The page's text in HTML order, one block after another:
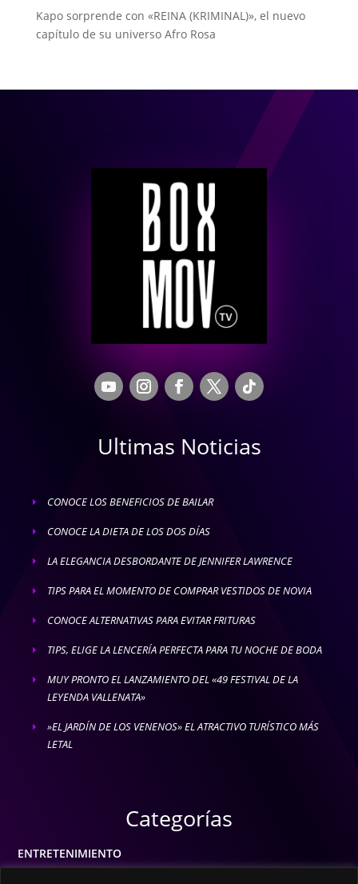
Kapo sorprende con «REINA (KRIMINAL)», el nuevo
capítulo de su universo Afro Rosa
Ultimas Noticias
E CONOCE LOS BENEFICIOS DE BAILAR
E CONOCE LA DIETA DE LOS DOS DÍAS
E LA ELEGANCIA DESBORDANTE DE JENNIFER LAWRENCE
E TIPS PARA EL MOMENTO DE COMPRAR VESTIDOS DE NOVIA
E CONOCE ALTERNATIVAS PARA EVITAR FRITURAS
E TIPS, ELIGE LA LENCERÍA PERFECTA PARA TU NOCHE DE BODA
E
MUY PRONTO EL LANZAMIENTO DEL «49 FESTIVAL DE LA
LEYENDA VALLENATA»
E
»EL JARDÍN DE LOS VENENOS» EL ATRACTIVO TURÍSTICO MÁS
LETAL
Categorías
ENTRETENIMIENTO